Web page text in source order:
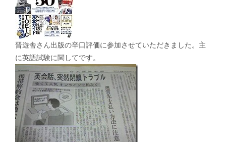
晋遊舎さん出版の辛口評価に参加させていただきました。主
に英語試験に関してです。